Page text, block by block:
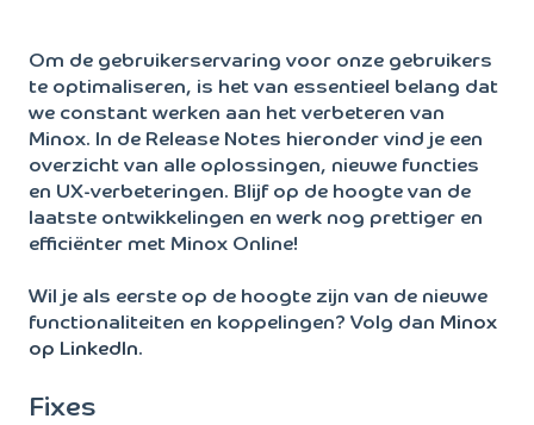
Om de gebruikerservaring voor onze gebruikers
te optimaliseren, is het van essentieel belang dat
we constant werken aan het verbeteren van
Minox. In de Release Notes hieronder vind je een
overzicht van alle oplossingen, nieuwe functies
en UX-verbeteringen. Blijf op de hoogte van de
laatste ontwikkelingen en werk nog prettiger en
efficiënter met Minox Online!
Wil je als eerste op de hoogte zijn van de nieuwe
functionaliteiten en koppelingen? Volg dan Minox
op LinkedIn.
Fixes